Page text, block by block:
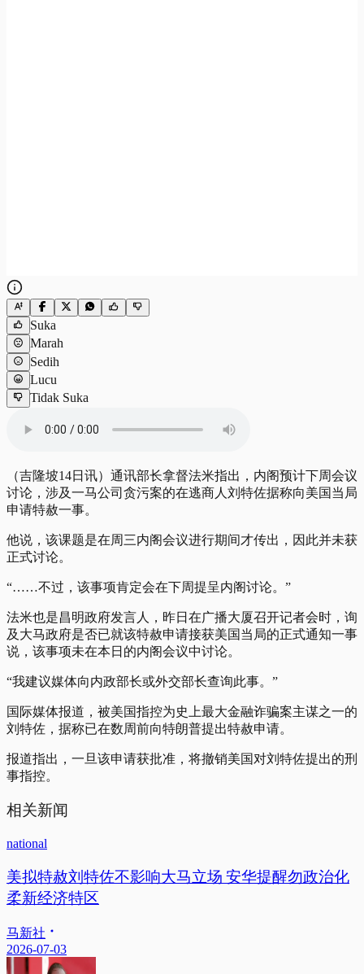
Suka
Marah
Sedih
Lucu
Tidak Suka
（吉隆坡14日讯）通讯部长拿督法米指出，内阁预计下周会议
讨论，涉及一马公司贪污案的在逃商人刘特佐据称向美国当局
申请特赦一事。
他说，该课题是在周三内阁会议进行期间才传出，因此并未获
正式讨论。
“……不过，该事项肯定会在下周提呈内阁讨论。”
法米也是昌明政府发言人，昨日在广播大厦召开记者会时，询
及大马政府是否已就该特赦申请接获美国当局的正式通知一事
说，该事项未在本日的内阁会议中讨论。
“我建议媒体向内政部长或外交部长查询此事。”
国际媒体报道，被美国指控为史上最大金融诈骗案主谋之一的
刘特佐，据称已在数周前向特朗普提出特赦申请。
报道指出，一旦该申请获批准，将撤销美国对刘特佐提出的刑
事指控。
相关新闻
national
美拟特赦刘特佐不影响大马立场 安华提醒勿政治化
柔新经济特区
马新社
2026-07-03